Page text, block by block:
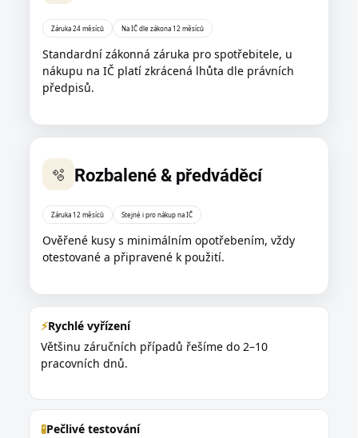
Záruka 24 měsíců Na IČ dle zákona 12 měsíců
Standardní zákonná záruka pro spotřebitele, u
nákupu na IČ platí zkrácená lhůta dle právních
předpisů.
🫧 Rozbalené & předváděcí
Záruka 12 měsíců Stejné i pro nákup na IČ
Ověřené kusy s minimálním opotřebením, vždy
otestované a připravené k použití.
⚡Rychlé vyřízení
Většinu záručních případů řešíme do 2–10
pracovních dnů.
🧪Pečlivé testování